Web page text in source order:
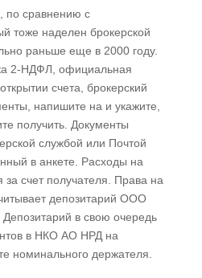
по сравнению с
тоже наделен брокерской
раньше еще в 2000 году.
2-НДФЛ, официальная
счета, брокерский
напишите на и укажите,
получить. Документы
службой или Почтой
в анкете. Расходы на
за счет получателя. Права на
депозитарий ООО
в свою очередь
в НКО АО НРД на
номинального держателя.